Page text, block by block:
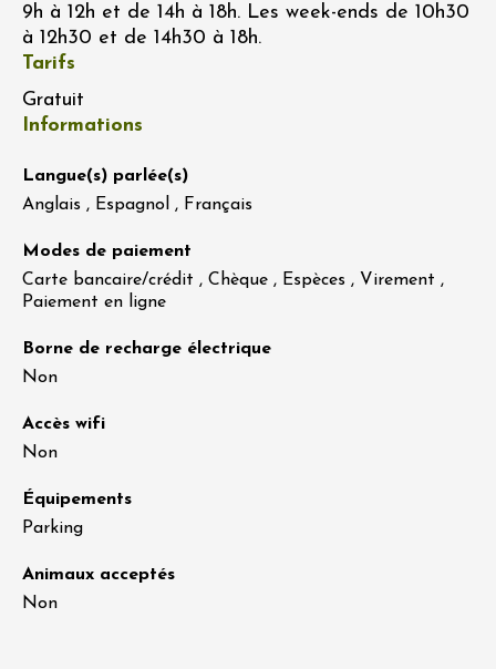
9h à 12h et de 14h à 18h. Les week-ends de 10h30
à 12h30 et de 14h30 à 18h.
Tarifs
Gratuit
Informations
Langue(s) parlée(s)
Anglais , Espagnol , Français
Modes de paiement
Carte bancaire/crédit , Chèque , Espèces , Virement ,
Paiement en ligne
Borne de recharge électrique
Non
Accès wifi
Non
Équipements
Parking
Animaux acceptés
Non